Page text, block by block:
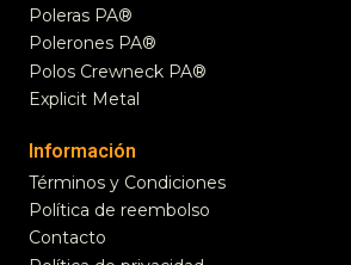
Poleras PA®
Polerones PA®
Polos Crewneck PA®
Explicit Metal
Información
Términos y Condiciones
Política de reembolso
Contacto